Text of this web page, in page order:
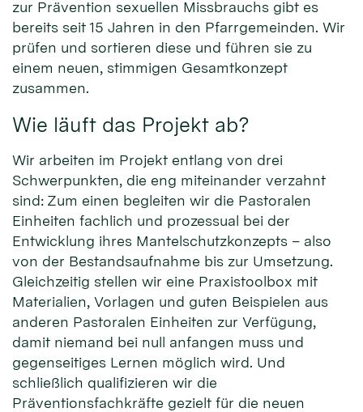
zur Prävention sexuellen Missbrauchs gibt es
bereits seit 15 Jahren in den Pfarrgemeinden. Wir
prüfen und sortieren diese und führen sie zu
einem neuen, stimmigen Gesamtkonzept
zusammen.
Wie läuft das Projekt ab?
Wir arbeiten im Projekt entlang von drei
Schwerpunkten, die eng miteinander verzahnt
sind: Zum einen begleiten wir die Pastoralen
Einheiten fachlich und prozessual bei der
Entwicklung ihres Mantelschutzkonzepts – also
von der Bestandsaufnahme bis zur Umsetzung.
Gleichzeitig stellen wir eine Praxistoolbox mit
Materialien, Vorlagen und guten Beispielen aus
anderen Pastoralen Einheiten zur Verfügung,
damit niemand bei null anfangen muss und
gegenseitiges Lernen möglich wird. Und
schließlich qualifizieren wir die
Präventionsfachkräfte gezielt für die neuen